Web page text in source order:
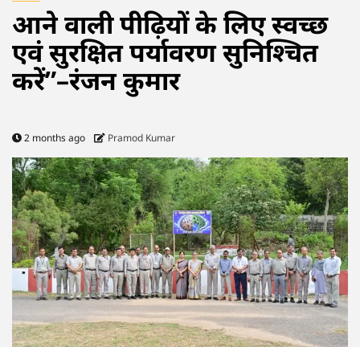
आने वाली पीढ़ियों के लिए स्वच्छ
एवं सुरक्षित पर्यावरण सुनिश्चित
करें”–रंजन कुमार
2 months ago Pramod Kumar